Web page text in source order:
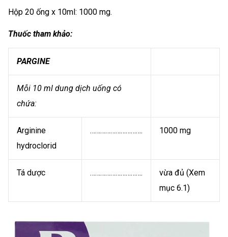
Hộp 20 ống x 10ml: 1000 mg.
Thuốc tham khảo:
PARGINE
Mỗi 10 ml dung dịch uống có
chứa:
Arginine
hydroclorid
…………………………. 1000 mg
Tá dược ………………………….
vừa đủ (Xem
mục 6.1)